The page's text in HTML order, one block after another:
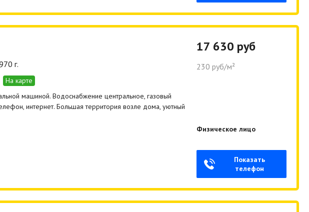
г.
На карте
машиной. Водоснабжение центральное, газовый
интернет. Большая территория возле дома, уютный
17 630 руб
230 руб/м²
Физическое лицо
Показать
телефон